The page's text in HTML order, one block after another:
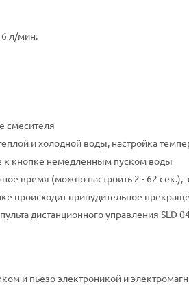
л/мин.
смесителя
и холодной воды, настройка
к кнопке немедленным пуском воды
время (можно настроить 2 - 62 сек.),
происходит принудительное
дистанционного управления SLD
и пьезо электроникой и